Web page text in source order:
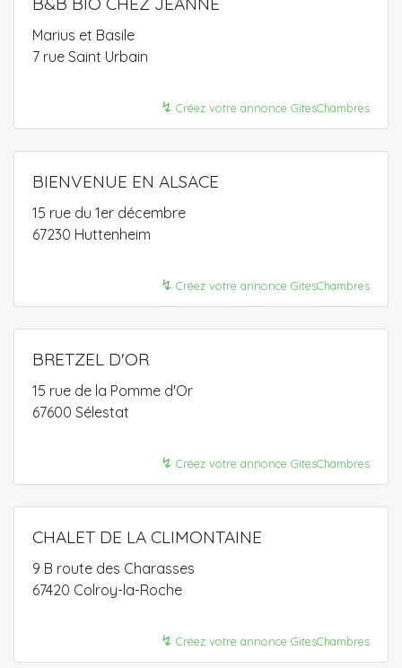
Marius et Basile
7 rue Saint Urbain
↯ Créez votre annonce GitesChambres
BIENVENUE EN ALSACE
15 rue du 1er décembre
67230 Huttenheim
↯ Créez votre annonce GitesChambres
BRETZEL D'OR
15 rue de la Pomme d'Or
67600 Sélestat
↯ Créez votre annonce GitesChambres
CHALET DE LA CLIMONTAINE
9 B route des Charasses
67420 Colroy-la-Roche
↯ Créez votre annonce GitesChambres